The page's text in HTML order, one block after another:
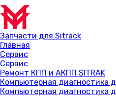
Запчасти для Sitrack
Главная
Сервис
Сервис
Ремонт КПП и АКПП SITRAK
Компьютерная диагностика
Компьютерная диагностика